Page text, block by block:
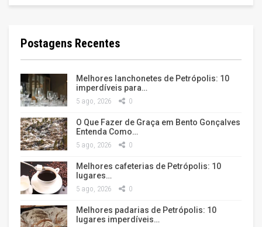
Postagens Recentes
Melhores lanchonetes de Petrópolis: 10
imperdíveis para…
5 ago, 2026 0
O Que Fazer de Graça em Bento Gonçalves
Entenda Como…
5 ago, 2026 0
Melhores cafeterias de Petrópolis: 10
lugares…
5 ago, 2026 0
Melhores padarias de Petrópolis: 10
lugares imperdíveis…